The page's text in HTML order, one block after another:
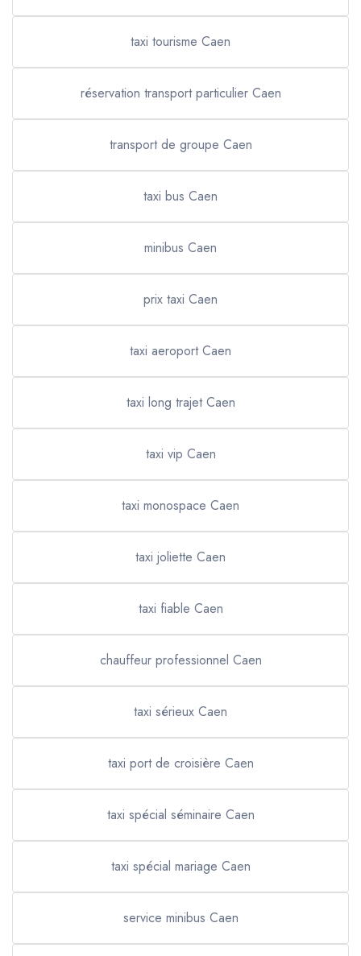
taxi tourisme Caen
réservation transport particulier Caen
transport de groupe Caen
taxi bus Caen
minibus Caen
prix taxi Caen
taxi aeroport Caen
taxi long trajet Caen
taxi vip Caen
taxi monospace Caen
taxi joliette Caen
taxi fiable Caen
chauffeur professionnel Caen
taxi sérieux Caen
taxi port de croisière Caen
taxi spécial séminaire Caen
taxi spécial mariage Caen
service minibus Caen